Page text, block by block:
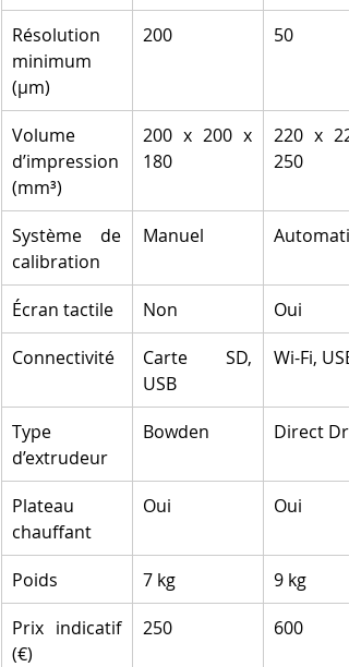
Résolution
minimum
(µm)
200 50
Volume
d’impression
(mm³)
200 x 200 x
180
220 x
250
Système de
calibration
Manuel
Écran tactile Non
Oui
Connectivité
Carte SD,
USB
Wi-Fi, USB
Type
d’extrudeur
Bowden Direct
Plateau
chauffant
Oui Oui
Poids 7 kg
9 kg
Prix indicatif
(€)
250 600